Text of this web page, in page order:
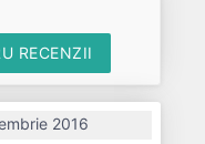
RECENZII
2016